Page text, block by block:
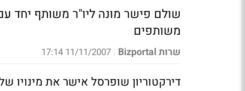
שולם פישר מונה ליו"ר משותף יחד עם
משותפים
שרות Bizportal |
11/11/2007 17:14
דירקטוריון שופרסל אישר את